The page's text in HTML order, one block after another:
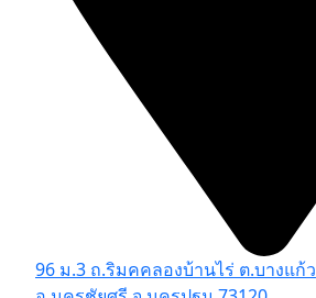
96 ม.3 ถ.ริมคคลองบ้านไร่ ต.บางแก้ว